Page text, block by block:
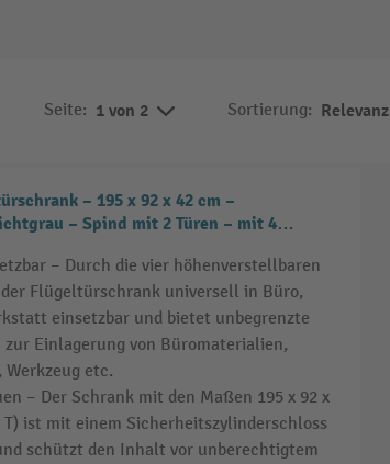
Seite: 1 von 2 Sortierung: Relevanz
– 195 x 92 x 42 cm –
– Spind mit 2 Türen – mit 4
– Durch die vier höhenverstellbaren
der Flügeltürschrank universell in Büro,
einsetzbar und bietet unbegrenzte
Einlagerung von Büromaterialien,
etc.
– Der Schrank mit den Maßen 195 x 92 x
T) ist mit einem Sicherheitszylinderschloss
schützt den Inhalt vor unberechtigtem